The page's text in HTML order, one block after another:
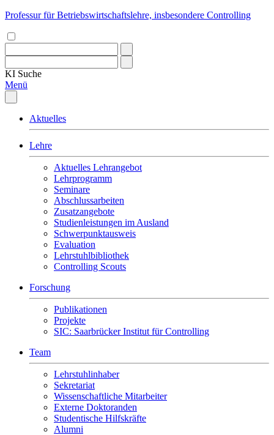
Professur für Betriebswirtschaftslehre, insbesondere Controlling
KI Suche
Menü
Aktuelles
Lehre
Aktuelles Lehrangebot
Lehrprogramm
Seminare
Abschlussarbeiten
Zusatzangebote
Studienleistungen im Ausland
Schwerpunktausweis
Evaluation
Lehrstuhlbibliothek
Controlling Scouts
Forschung
Publikationen
Projekte
SIC: Saarbrücker Institut für Controlling
Team
Lehrstuhlinhaber
Sekretariat
Wissenschaftliche Mitarbeiter
Externe Doktoranden
Studentische Hilfskräfte
Alumni